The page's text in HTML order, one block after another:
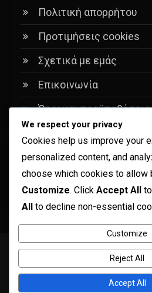
Πολιτική απορρήτου
Προτιμήσεις cookies
Σχετικά με εμάς
Επικοινωνία
Όροι και προϋποθέσεις
Αναζήτηση
Copyright © ogma blog 2026
Theme: ogma-blog by
Πολιτική απορρήτου
We respect your privacy
Cookies help us improve your
personalized content, and
choose which cookies to allow
Customize. Click Accept All
All to decline non-essential
Customize
Reject All
Accept All